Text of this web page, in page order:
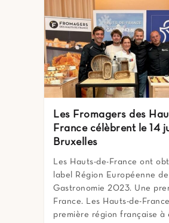
Les Fromagers des
France célèbrent le 14
Bruxelles
Les Hauts-de-France ont
label Région Européenne
Gastronomie 2023. Une
France. Les Hauts-de-
première région française à